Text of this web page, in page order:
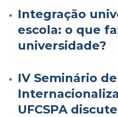
Integração
escola: o que
universidade?
IV Seminário de
UFCSPA